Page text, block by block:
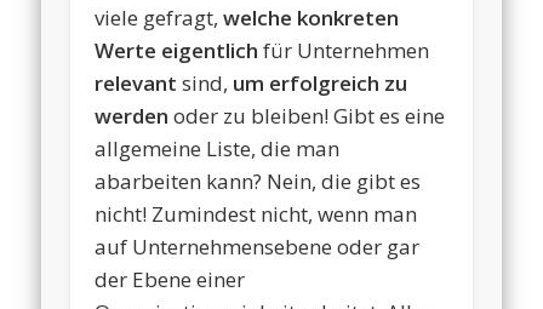
viele gefragt,welche konkreten
Werte eigentlich für Unternehmen
relevant sind, um erfolgreich zu
werden oder zu bleiben! Gibt es eine
allgemeine Liste, die man
abarbeiten kann? Nein, die gibt es
nicht! Zumindest nicht, wenn man
auf Unternehmensebene oder gar
der Ebene einer